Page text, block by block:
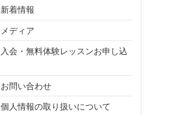
新着情報
メディア
入会・無料体験レッスンお申し込
お問い合わせ
個人情報の取り扱いについて